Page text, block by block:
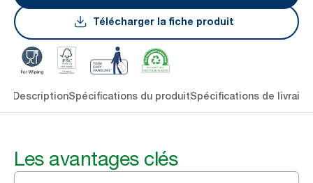
Télécharger la fiche produit
DescriptionSpécifications du produitSpécifications de
Les avantages clés